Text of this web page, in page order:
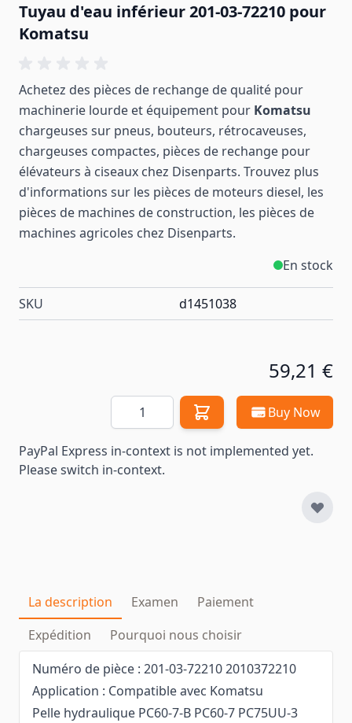
Tuyau d'eau inférieur 201-03-72210 pour
Komatsu
Achetez des pièces de rechange de qualité pour
machinerie lourde et équipement pour Komatsu
chargeuses sur pneus, bouteurs, rétrocaveuses,
chargeuses compactes, pièces de rechange pour
élévateurs à ciseaux chez Disenparts. Trouvez plus
d'informations sur les pièces de moteurs diesel, les
pièces de machines de construction, les pièces de
machines agricoles chez Disenparts.
En stock
SKU d1451038
59,21 €
Quantité Buy Now
PayPal Express in-context is not implemented yet.
Please switch in-context.
La description Examen
Paiement
Expédition
Pourquoi nous choisir
Numéro de pièce : 201-03-72210 2010372210
Application : Compatible avec Komatsu
Pelle hydraulique PC60-7-B PC60-7 PC75UU-3